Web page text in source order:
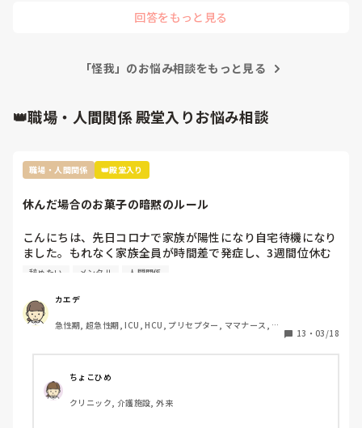
その職場に居づらくなったりしたくないのであれば、
黙っている方が賢明なんだと思います(　´Α｀)
回答をもっと見る
「怪我」のお悩み相談をもっと見る
👑職場・人間関係 殿堂入りお悩み相談
職場・人間関係 👑殿堂入り
休んだ場合のお菓子の暗黙のルール
こんにちは、先日コロナで家族が陽性になり自宅待機になり
ました。もれなく家族全員が時間差で発症し、3週間位休む
ことになりました。
菓子を4袋くらい買って行ったんですが…
裏であんなに迷惑かけたのにファミリーパックって馬鹿にさ
れてるよねとお局がクラークさんに言ってたんですよね。
いな感じ、やむを得ない理由での突発的な休みではファミリ
ーパックとかみんなで食べれるお菓子を買ってくるみたいな
暗黙のルールがありました。
転職して初めての何日も休む休みだし、他の方もコストコの
辞めたい メンタル 人間関係
カエデ
急性期, 超急性期, ICU, HCU, プリセプター, ママナース, リ
13 ・ 03/18
ちょこひめ
クリニック, 介護施設, 外来